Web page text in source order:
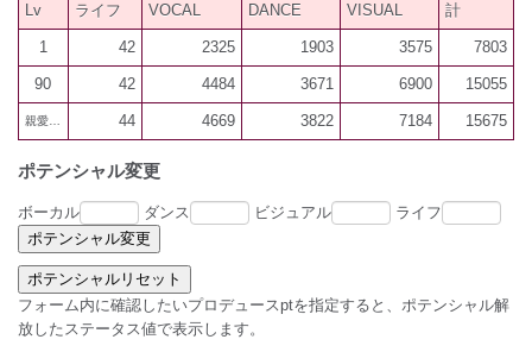
Lv ライフ VOCAL DANCE VISUAL 計
1 42 2325 1903 3575 7803
90 42 4484 3671 6900 15055
親愛600 44 4669 3822 7184 15675
ポテンシャル変更
ボーカル ダンス ビジュアル ライフ
フォーム内に確認したいプロデュースptを指定すると、ポテンシャル解
放したステータス値で表示します。